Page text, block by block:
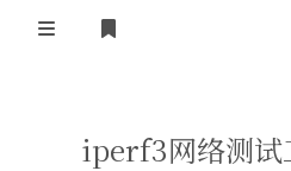
iperf3网络测试